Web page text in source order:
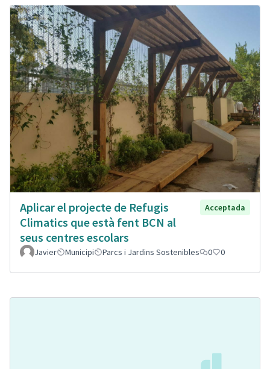
Aplicar el projecte de Refugis
Climatics que està fent BCN al
seus centres escolars
Acceptada
Javier Municipi Parcs i Jardins Sostenibles 0 0